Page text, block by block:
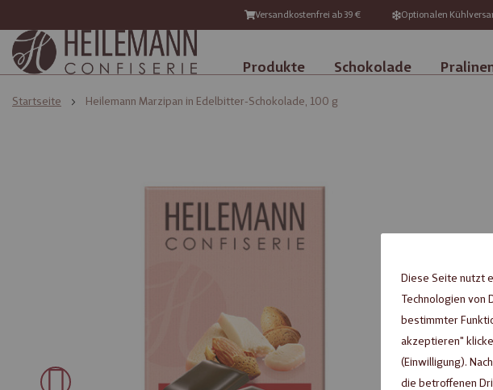
Versandkostenfrei ab 39 € Optionalen
Produkte Schokolade
Startseite Heilemann Marzipan in Edelbitter-Schokolade, 100 g
Diese Seite nutzt
Technologien von
bestimmter
akzeptieren"
(Einwilligung).
die betroffenen